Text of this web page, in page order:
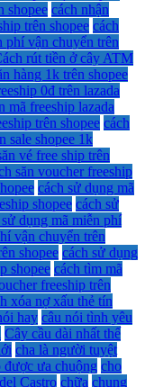
shopee cách nhận
trên shopee cách
phí vận chuyển trên
rút tiền ở cây ATM
hàng 1k trên shopee
0đ trên lazada
mã freeship lazada
trên shopee cách
sale shopee 1k
vé free ship trên
săn voucher freeship
cách sử dụng mã
shopee cách sử
dụng mã miễn phí
vận chuyển trên
shopee cách sử dụng
shopee cách tìm mã
freeship trên
xóa nợ xấu thẻ tín
hay câu nói tình yêu
Cây cầu dài nhất thế
cha là người tuyệt
được ưa chuộng cho
Castro chữa chung